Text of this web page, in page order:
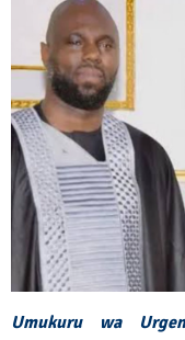
Umukuru wa